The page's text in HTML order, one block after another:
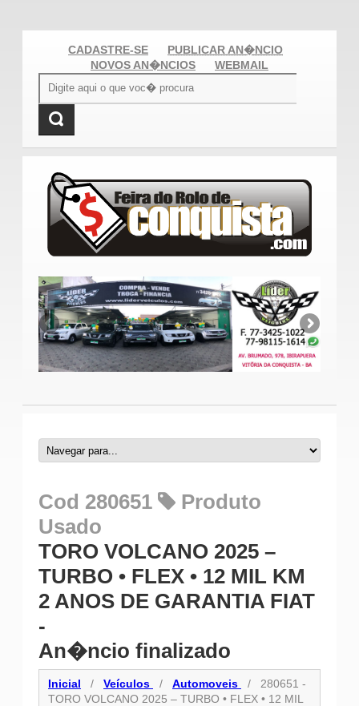
CADASTRE-SE
PUBLICAR AN�NCIO
NOVOS AN�NCIOS
WEBMAIL
Cod 280651
Produto
Usado
TORO VOLCANO 2025 –
TURBO • FLEX • 12 MIL KM
2 ANOS DE GARANTIA FIAT
-
An�ncio finalizado
Inicial / Veículos / Automoveis /
280651 -
TORO VOLCANO 2025 – TURBO • FLEX • 12 MIL